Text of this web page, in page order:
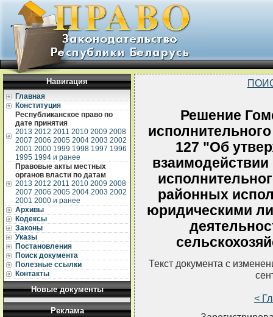
Навигация
Главная
Конституция
Республиканское право по
дате принятия
2013 2012 2011 2010 2009 2008
2007 2006 2005 2004 2003 2002
2001 2000 1999 1998 1997 1996
1995 1994 и ранее
Правовые акты местных
органов власти по датам
2013 2012 2011 2010 2009 2008
2007 2006 2005 2004 2003 2002
2001 2000 и ранее
Архивы
Кодексы
Законы
Указы
Постановления
Поиск документа
Полезные ссылки
Контакты
Новые документы
Реклама
Решение
127 "Об
взаимодействии
районных
юридическими
Текст документа с
<